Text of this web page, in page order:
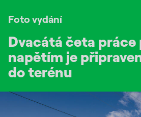
Foto vydání
Dvacátá četa práce
napětím je
do terénu